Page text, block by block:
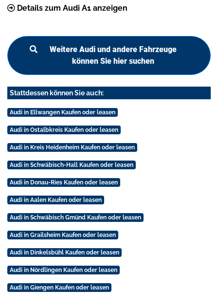
Details zum Audi A1 anzeigen
Weitere Audi und andere Fahrzeuge
können Sie hier suchen
Stattdessen können Sie auch:
Audi in Ellwangen Kaufen oder leasen
Audi in Ostalbkreis Kaufen oder leasen
Audi in Kreis Heidenheim Kaufen oder leasen
Audi in Schwäbisch-Hall Kaufen oder leasen
Audi in Donau-Ries Kaufen oder leasen
Audi in Aalen Kaufen oder leasen
Audi in Schwäbisch Gmünd Kaufen oder leasen
Audi in Grailsheim Kaufen oder leasen
Audi in Dinkelsbühl Kaufen oder leasen
Audi in Nördlingen Kaufen oder leasen
Audi in Giengen Kaufen oder leasen